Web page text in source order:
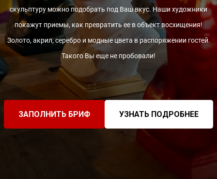
скульптуру можно подобрать под Ваш вкус. Наши художники
покажут приемы, как превратить ее в объект восхищения!
Золото, акрил, серебро и модные цвета в распоряжении гостей.
Такого Вы еще не пробовали!
ЗАПОЛНИТЬ БРИФ УЗНАТЬ ПОДРОБНЕЕ